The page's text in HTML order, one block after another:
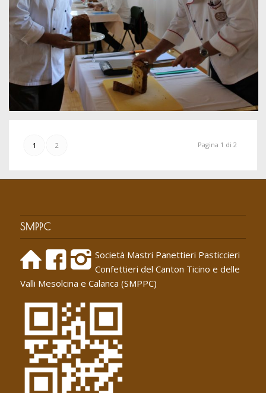
Pagina 1 di 2
1 2
SMPPC
Società Mastri Panettieri Pasticcieri
Confettieri del Canton Ticino e delle
Valli Mesolcina e Calanca (SMPPC)